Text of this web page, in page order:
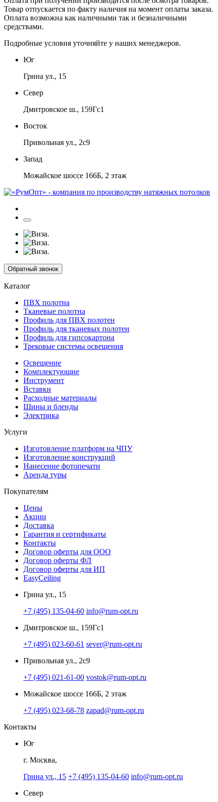
Товар отпускается по факту наличия на момент оплаты заказа.
Оплата возможна как наличными так и безналичными
средствами.
Подробные условия уточняйте у наших менеджеров.
Юг
Грина ул., 15
Север
Дмитровское ш., 159Гс1
Восток
Привольная ул., 2с9
Запад
Можайское шоссе 166Б, 2 этаж
Обратный звонок
Каталог
ПВХ полотна
Тканевые полотна
Профиль для ПВХ полотен
Профиль для тканевых полотен
Профиль для гипсокартона
Трековые системы освещения
Освещение
Комплектующие
Инструмент
Вставки
Расходные материалы
Шины и бленды
Электрика
Услуги
Изготовление платформ на ЧПУ
Изготовление конструкций
Нанесение фотопечати
Аренда туры
Покупателям
Цены
Акции
Доставка
Гарантия и сертификаты
Контакты
Договор оферты для ООО
Договор оферты ФЛ
Договор оферты для ИП
EasyCeiling
Грина ул., 15
+7 (495) 135-04-60 info@rum-opt.ru
Дмитровское ш., 159Гс1
+7 (495) 023-60-61 sever@rum-opt.ru
Привольная ул., 2с9
+7 (495) 021-61-00 vostok@rum-opt.ru
Можайское шоссе 166Б, 2 этаж
+7 (495) 023-68-78 zapad@rum-opt.ru
Контакты
Юг
г. Москва,
Грина ул., 15 +7 (495) 135-04-60 info@rum-opt.ru
Север